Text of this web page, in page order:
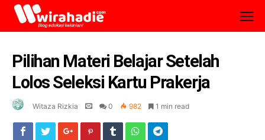
Pilihan Materi Belajar Setelah
Lolos Seleksi Kartu Prakerja
Witaza Rizkia 0 982 1 min read